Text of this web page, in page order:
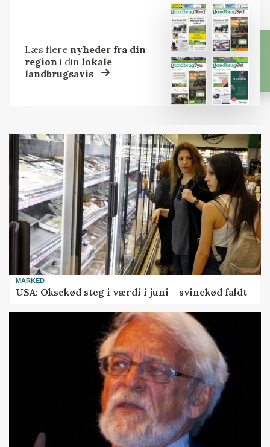
Læs flere nyheder fra din
region i dinlokale
landbrugsavis
MARKED
USA: Oksekød steg i værdi i juni – svinekød faldt